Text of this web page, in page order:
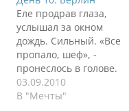
Еле продрав глаза,
услышал за окном
дождь. Сильный. «Все
пропало, шеф», -
пронеслось в голове.
Заснул еще на полчаса.
Через час встал и
03.09.2010
В "Мечты"